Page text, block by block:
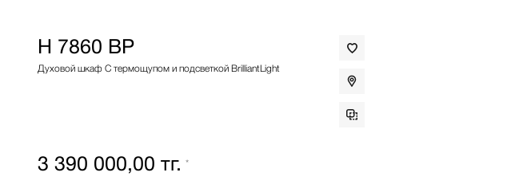
H 7860 BP
Духовой шкаф С термощупом и подсветкой BrilliantLight
3 390 000,00 тг. *